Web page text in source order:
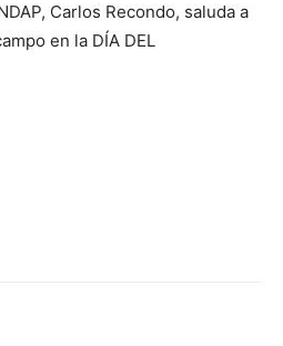
Carlos Recondo, saluda a
en la DÍA DEL